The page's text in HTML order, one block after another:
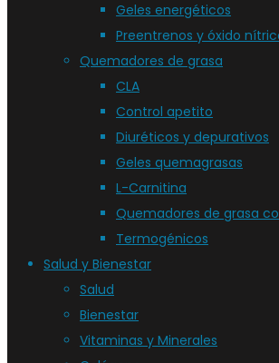
Geles energéticos
Preentrenos y óxido
Quemadores de grasa
CLA
Control apetito
Diuréticos y depurativos
Geles quemagrasas
L-Carnitina
Quemadores de grasa
Termogénicos
Salud y Bienestar
Salud
Bienestar
Vitaminas y Minerales